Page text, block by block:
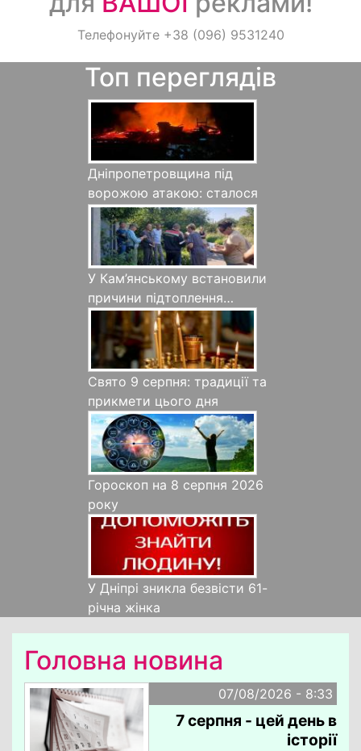
Оголошення
Світ навкруги
Телефонуйте +38 (096) 9531240
Топ переглядів
Дніпропетровщина під
ворожою атакою: сталося
баг…
У Кам’янському встановили
причини підтоплення…
Свято 9 серпня: традиції та
прикмети цього дня
Гороскоп на 8 серпня 2026
року
У Дніпрі зникла безвісти 61-
річна жінка
Головна новина
07/08/2026 - 8:33
7 серпня - цей день в
історії